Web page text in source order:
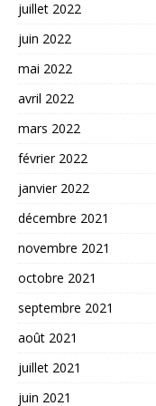
juillet 2022
juin 2022
mai 2022
avril 2022
mars 2022
février 2022
janvier 2022
décembre 2021
novembre 2021
octobre 2021
septembre 2021
août 2021
juillet 2021
juin 2021